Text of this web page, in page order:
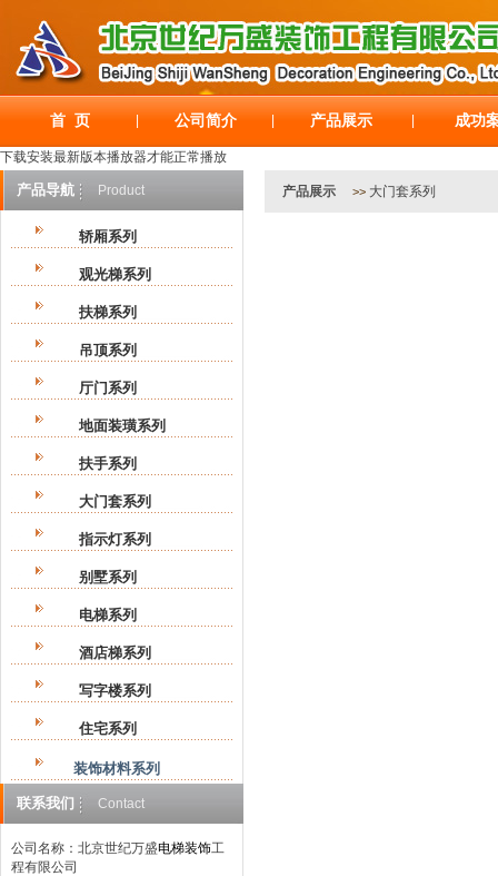
首 页 公司简介 产品展示 成功
下载安装最新版本播放器才能正常播放
产品导航 Product
轿厢系列
观光梯系列
扶梯系列
吊顶系列
厅门系列
地面装璜系列
扶手系列
大门套系列
指示灯系列
别墅系列
电梯系列
酒店梯系列
写字楼系列
住宅系列
装饰材料系列
联系我们 Contact
公司名称：北京世纪万盛电梯装饰工
程有限公司
产品展示 >> 大门套系列